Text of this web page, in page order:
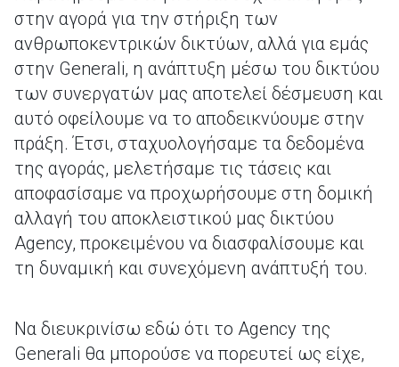
στην αγορά για την στήριξη των
ανθρωποκεντρικών δικτύων, αλλά για εμάς
στην Generali, η ανάπτυξη μέσω του δικτύου
των συνεργατών μας αποτελεί δέσμευση και
αυτό οφείλουμε να το αποδεικνύουμε στην
πράξη. Έτσι, σταχυολογήσαμε τα δεδομένα
της αγοράς, μελετήσαμε τις τάσεις και
αποφασίσαμε να προχωρήσουμε στη δομική
αλλαγή του αποκλειστικού μας δικτύου
Agency, προκειμένου να διασφαλίσουμε και
τη δυναμική και συνεχόμενη ανάπτυξή του.
Να διευκρινίσω εδώ ότι το Agency της
Generali θα μπορούσε να πορευτεί ως είχε,